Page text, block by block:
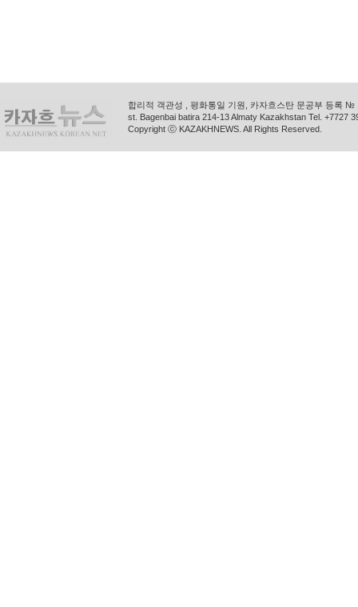
합리적 객관성 , 평화통일 기원, 카자흐스탄 문공부 등록
st. Bagenbai batira 214-13 Almaty Kazakhstan Tel. +7727
Copyright ⓒ KAZAKHNEWS. All Rights Reserved.